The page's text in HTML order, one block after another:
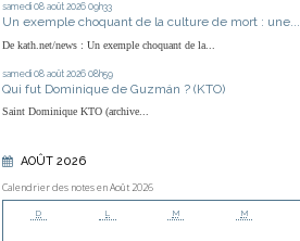
samedi 08 août 2026 09h33
Un exemple choquant de la culture de mort : une...
De kath.net/news : Un exemple choquant de la...
samedi 08 août 2026 08h59
Qui fut Dominique de Guzmán ? (KTO)
Saint Dominique KTO (archive...
AOÛT 2026
Calendrier des notes en Août 2026
D L M M